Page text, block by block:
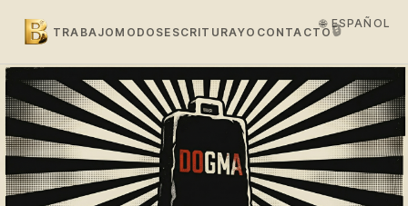
TRABAJO MODOSESCRITURAYO CONTACTO🔒
🌐 ESPAÑOL